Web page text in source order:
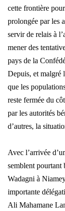
cette frontière
prolongée par les
servir de relais à
mener des
pays de la
Depuis, et malgré
que les
reste fermée du
par les autorités
d’autres, la
Avec l’arrivée
semblent pourtant
Wadagni à
importante
Ali Mahamane